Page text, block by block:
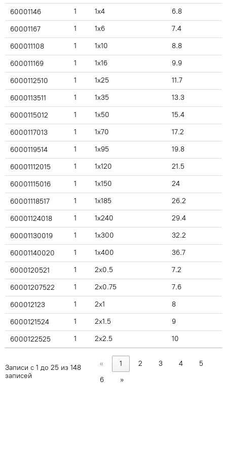
60001146 1 1x4 6.8
60001167 1 1x6 7.4
600011108 1 1x10 8.8
600011169 1 1x16 9.9
6000112510 1 1x25 11.7
6000113511 1 1x35 13.3
6000115012 1 1x50 15.4
6000117013 1 1x70 17.2
6000119514 1 1x95 19.8
60001112015 1 1x120 21.5
60001115016 1 1x150 24
60001118517 1 1x185 26.2
60001124018 1 1x240 29.4
60001130019 1 1x300 32.2
60001140020 1 1x400 36.7
6000120521 1 2x0.5 7.2
60001207522 1 2x0.75 7.6
600012123 1 2x1 8
6000121524 1 2x1.5 9
6000122525 1 2x2.5 10
Записи с 1 до 25 из 148
записей
« 1 2 3 4
5
6
»